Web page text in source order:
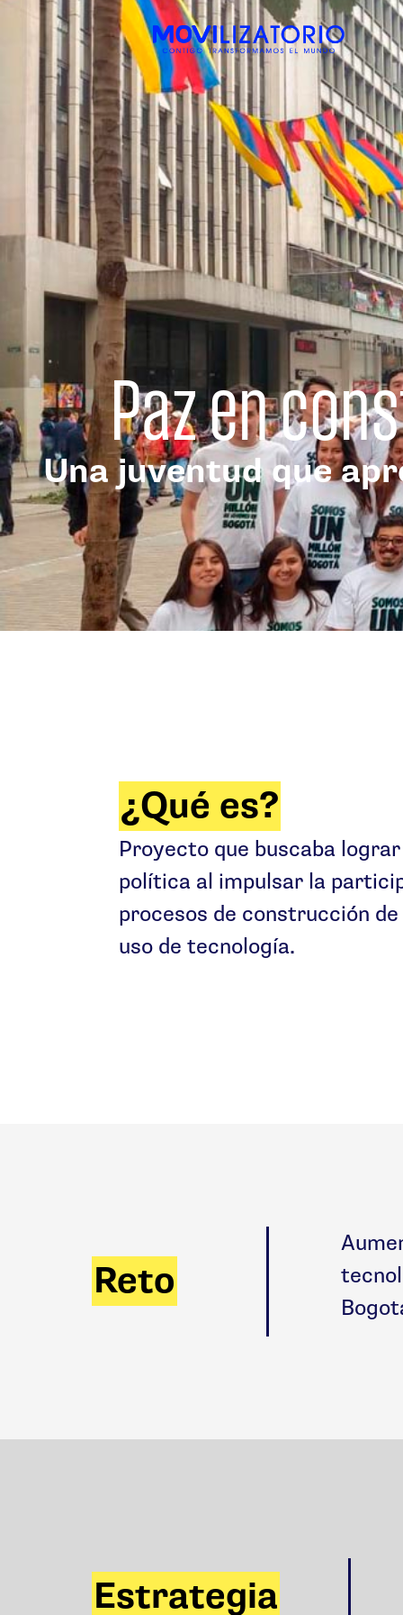
Paz en
Una juventud que
¿Qué es?
Proyecto que buscaba
política al impulsar la
procesos de construcción
uso de tecnología.
Reto
Estrategia